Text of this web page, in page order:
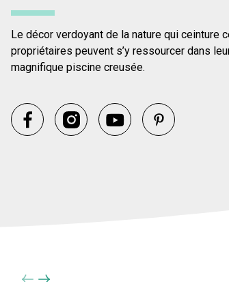
Le décor verdoyant de la nature qui ceinture
propriétaires peuvent s’y ressourcer dans
magnifique piscine creusée.